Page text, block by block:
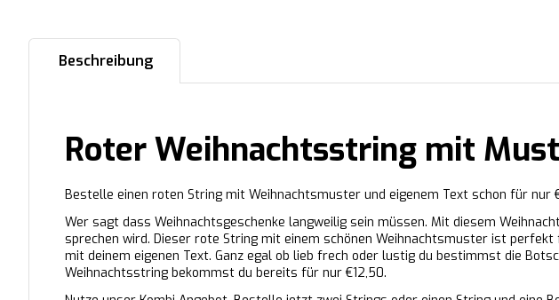
Beschreibung
Roter Weihnachtsstring mit
Bestelle einen roten String mit Weihnachtsmuster und eigenem Text schon für nur
Wer sagt dass Weihnachtsgeschenke langweilig sein müssen. Mit diesem
sprechen wird. Dieser rote String mit einem schönen Weihnachtsmuster ist
mit deinem eigenen Text. Ganz egal ob lieb frech oder lustig du bestimmst die
Weihnachtsstring bekommst du bereits für nur €12,50.